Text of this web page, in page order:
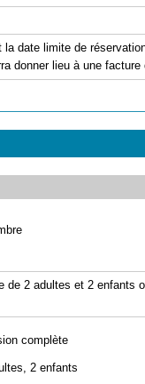
date limite de
donner lieu à une
de 2 adultes et 2
complète
2 enfants